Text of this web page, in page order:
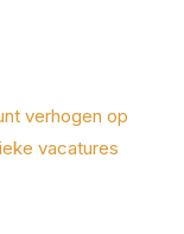
verhogen op
vacatures